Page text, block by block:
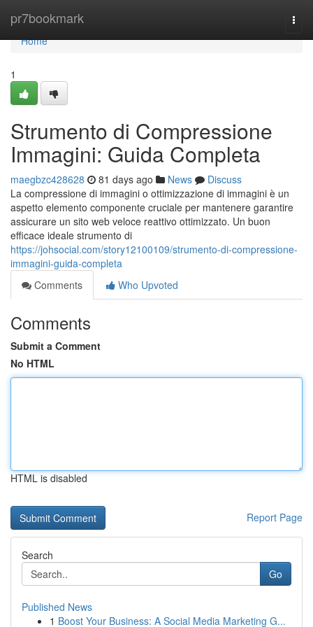
pr7bookmark
Home
Home
1
Strumento di Compressione
Immagini: Guida Completa
maegbzc428628 81 days ago News
Discuss
La compressione di immagini o ottimizzazione di immagini è un
aspetto elemento componente cruciale per mantenere garantire
assicurare un sito web veloce reattivo ottimizzato. Un buon
efficace ideale strumento di
https://johsocial.com/story12100109/strumento-di-compressione-
immagini-guida-completa
Comments
Who Upvoted
Comments
Submit a Comment
No HTML
HTML is disabled
Report Page
Search
Go
Published News
1 Boost Your Business: A Social Media Marketing G...